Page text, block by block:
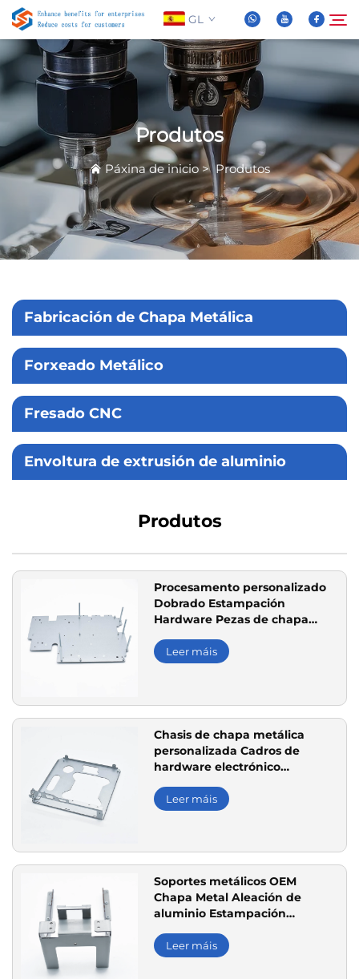
GL
Sobre Nós
Produtos
Preguntas Frequentes
Contáctenos
Buscar
Produtos
Páxina de inicio>Produtos
Fabricación de Chapa Metálica
Forxeado Metálico
Fresado CNC
Envoltura de extrusión de aluminio
Produtos
Procesamento personalizado
Dobrado Estampación
Hardware Pezas de chapa
laminadas en frío
Leer máis
Chasis de chapa metálica
personalizada Cadros de
hardware electrónico
precisión
Leer máis
Soportes metálicos OEM
Chapa Metal Aleación de
aluminio Estampación
Leer máis